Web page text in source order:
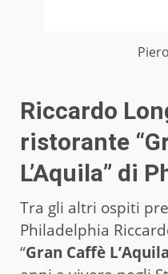
Riccardo
ristorante
L’Aquila” di
Tra gli altri ospiti
Philadelphia
“Gran Caffè